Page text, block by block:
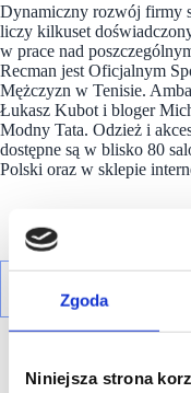
Zgoda
Niniejsza strona
Dynamiczny rozwój firmy
liczy kilkuset
w prace nad
Recman jest Oficjalnym
Mężczyzn w Tenisie.
Łukasz Kubot i bloger
Modny Tata. Odzież i
dostępne są w blisko 80
Polski oraz w sklepie